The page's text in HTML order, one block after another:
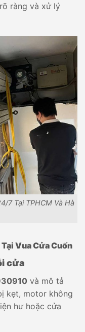
ràng và xử lý
7 Tại TPHCM Và Hà
Vua Cửa Cuốn
cửa
và mô tả
kẹt, motor không
hư hoặc cửa